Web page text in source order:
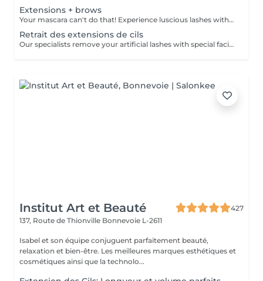
Extensions + brows
Your mascara can't do that! Experience luscious lashes with our professional lash extensions. Each artificial lash is expertly applied to your natural lashes, creating a fuller, longer, and darker look. Volume options: choose from 1D to 5D for the perfect fullness. Personalised choices: discuss your preferences for curves and colours with our expert. What to expect: - eye area is cleaned - tape and patches are applied to protect the skin - extensions are applied to your natural lashes - lashes are dried for a secure hold - tape and patches are removed Age restrictions: recommended to do from 16 years. Post procedure recommendations: do not wash eyelashes 24 hours after the procedure. Frequency: once in 3-4 weeks.
Retrait des extensions de cils
Our specialists remove your artificial lashes with special facilities.
Institut Art et Beauté
427
137, Route de Thionville Bonnevoie L-2611
Isabel et son équipe conjuguent parfaitement beauté,
relaxation et bien-être. Les meilleures marques esthétiques et
cosmétiques ainsi que la technolo...